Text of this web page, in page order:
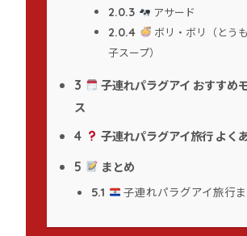
2.0.3 アサード
2.0.4
ボリ・ボリ（とう
子スープ）
3
子連れパラグアイ おすすめ
ス
4 子連れパラグアイ旅行 よく
5 まとめ
5.1 子連れパラグアイ旅行